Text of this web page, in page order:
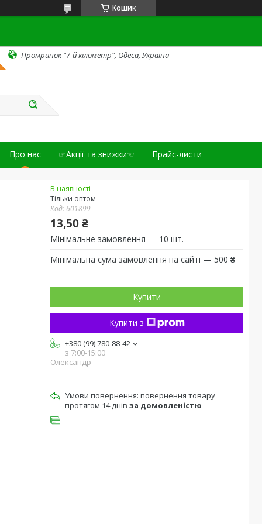
Кошик
Промринок "7-й кілометр", Одеса, Україна
Про нас ☞Акції та знижки☜ Прайс-листи
В наявності
Тільки оптом
Код: 601899
13,50 ₴
Мінімальне замовлення — 10 шт.
Мінімальна сума замовлення на сайті — 500 ₴
Купити
Купити з
+380 (99) 780-88-42
з 7:00-15:00
Олександр
повернення товару
протягом 14 днів за домовленістю